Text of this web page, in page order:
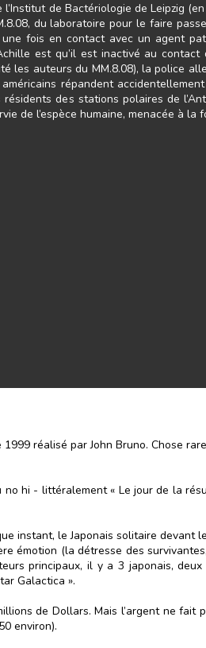
l’Institut de Bactériologie de Leipzig
du laboratoire pour le faire
fois en contact avec un agent
est qu’il est inactivé au
les auteurs du MM.8.08), la police
répandent
des stations polaires de
de l’espèce humaine, menacée à
réalisé par John Bruno. Chose
hi - littéralement « Le jour de la
instant, le Japonais solitaire devant
émotion (la détresse des
principaux, il y a 3 japonais,
Galactica ».
de Dollars. Mais l’argent ne fait
environ).